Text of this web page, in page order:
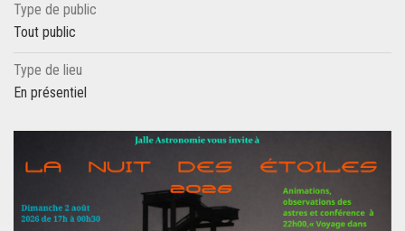
Type de public
Tout public
Type de lieu
En présentiel